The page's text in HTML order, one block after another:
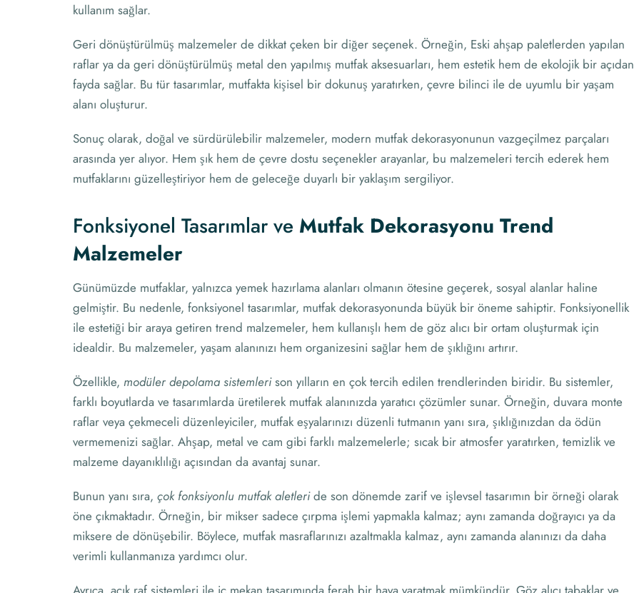
kullanım sağlar.
Geri dönüştürülmüş malzemeler de dikkat çeken bir diğer seçenek. Örneğin, Eski ahşap paletlerden yapılan
raflar ya da geri dönüştürülmüş metal den yapılmış mutfak aksesuarları, hem estetik hem de ekolojik bir açıdan
fayda sağlar. Bu tür tasarımlar, mutfakta kişisel bir dokunuş yaratırken, çevre bilinci ile de uyumlu bir yaşam
alanı oluşturur.
Sonuç olarak, doğal ve sürdürülebilir malzemeler, modern mutfak dekorasyonunun vazgeçilmez parçaları
arasında yer alıyor. Hem şık hem de çevre dostu seçenekler arayanlar, bu malzemeleri tercih ederek hem
mutfaklarını güzelleştiriyor hem de geleceğe duyarlı bir yaklaşım sergiliyor.
Fonksiyonel Tasarımlar ve Mutfak Dekorasyonu Trend
Malzemeler
Günümüzde mutfaklar, yalnızca yemek hazırlama alanları olmanın ötesine geçerek, sosyal alanlar haline
gelmiştir. Bu nedenle, fonksiyonel tasarımlar, mutfak dekorasyonunda büyük bir öneme sahiptir. Fonksiyonellik
ile estetiği bir araya getiren trend malzemeler, hem kullanışlı hem de göz alıcı bir ortam oluşturmak için
idealdir. Bu malzemeler, yaşam alanınızı hem organizesini sağlar hem de şıklığını artırır.
Özellikle, modüler depolama sistemlerison yılların en çok tercih edilen trendlerinden biridir. Bu sistemler,
farklı boyutlarda ve tasarımlarda üretilerek mutfak alanınızda yaratıcı çözümler sunar. Örneğin, duvara monte
raflar veya çekmeceli düzenleyiciler, mutfak eşyalarınızı düzenli tutmanın yanı sıra, şıklığınızdan da ödün
vermemenizi sağlar. Ahşap, metal ve cam gibi farklı malzemelerle; sıcak bir atmosfer yaratırken, temizlik ve
malzeme dayanıklılığı açısından da avantaj sunar.
Bunun yanı sıra, çok fonksiyonlu mutfak aletleride son dönemde zarif ve işlevsel tasarımın bir örneği olarak
öne çıkmaktadır. Örneğin, bir mikser sadece çırpma işlemi yapmakla kalmaz; aynı zamanda doğrayıcı ya da
miksere de dönüşebilir. Böylece, mutfak masraflarınızı azaltmakla kalmaz, aynı zamanda alanınızı da daha
verimli kullanmanıza yardımcı olur.